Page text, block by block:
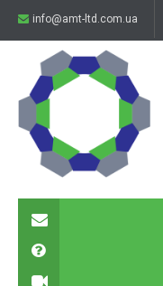
info@amt-ltd.com.ua